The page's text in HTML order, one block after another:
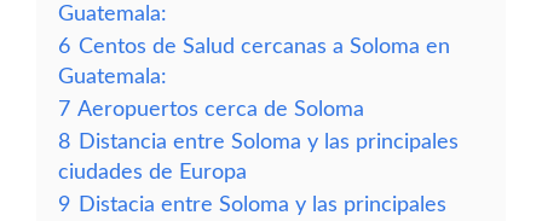
Guatemala:
6 Centos de Salud cercanas a Soloma en
Guatemala:
7 Aeropuertos cerca de Soloma
8 Distancia entre Soloma y las principales
ciudades de Europa
9 Distacia entre Soloma y las principales